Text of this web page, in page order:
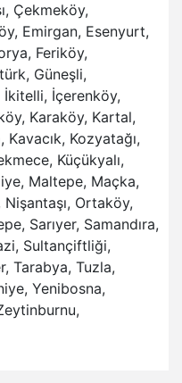
Çekmeköy,
Emirgan, Esenyurt,
Feriköy,
Güneşli,
İkitelli, İçerenköy,
Karaköy, Kartal,
Kavacık, Kozyatağı,
Küçükyalı,
Maltepe, Maçka,
Ortaköy,
Sarıyer, Samandıra,
Sultançiftliği,
Tarabya, Tuzla,
Yenibosna,